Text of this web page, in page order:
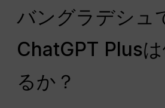
バングラデシュ
ChatGPT Plus
るか？